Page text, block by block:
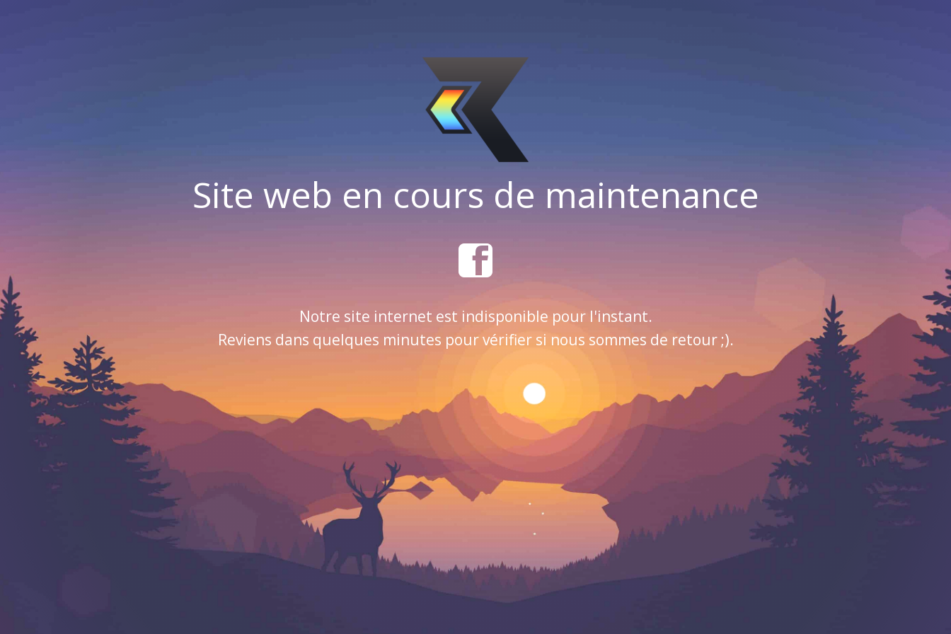
Site web en cours de maintenance
Notre site internet est indisponible pour l'instant.
Reviens dans quelques minutes pour vérifier si nous sommes de retour ;).